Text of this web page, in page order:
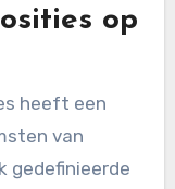
op
heeft een
van
gedefinieerde